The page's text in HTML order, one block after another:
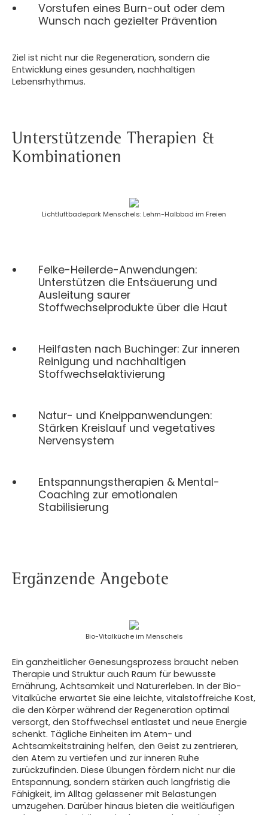
Vorstufen eines Burn-out oder dem
Wunsch nach gezielter Prävention
Ziel ist nicht nur die Regeneration, sondern die
Entwicklung eines gesunden, nachhaltigen
Lebensrhythmus.
Unterstützende Therapien &
Kombinationen
Lichtluftbadepark Menschels: Lehm-Halbbad im Freien
Felke-Heilerde-Anwendungen:
Unterstützen die Entsäuerung und
Ausleitung saurer
Stoffwechselprodukte über die Haut
Heilfasten nach Buchinger: Zur inneren
Reinigung und nachhaltigen
Stoffwechselaktivierung
Natur- und Kneippanwendungen:
Stärken Kreislauf und vegetatives
Nervensystem
Entspannungstherapien & Mental-
Coaching zur emotionalen
Stabilisierung
Ergänzende Angebote
Bio-Vitalküche im Menschels
Ein ganzheitlicher Genesungsprozess braucht neben
Therapie und Struktur auch Raum für bewusste
Ernährung, Achtsamkeit und Naturerleben. In der Bio-
Vitalküche erwartet Sie eine leichte, vitalstoffreiche Kost,
die den Körper während der Regeneration optimal
versorgt, den Stoffwechsel entlastet und neue Energie
schenkt. Tägliche Einheiten im Atem- und
Achtsamkeitstraining helfen, den Geist zu zentrieren,
den Atem zu vertiefen und zur inneren Ruhe
zurückzufinden. Diese Übungen fördern nicht nur die
Entspannung, sondern stärken auch langfristig die
Fähigkeit, im Alltag gelassener mit Belastungen
umzugehen. Darüber hinaus bieten die weitläufigen